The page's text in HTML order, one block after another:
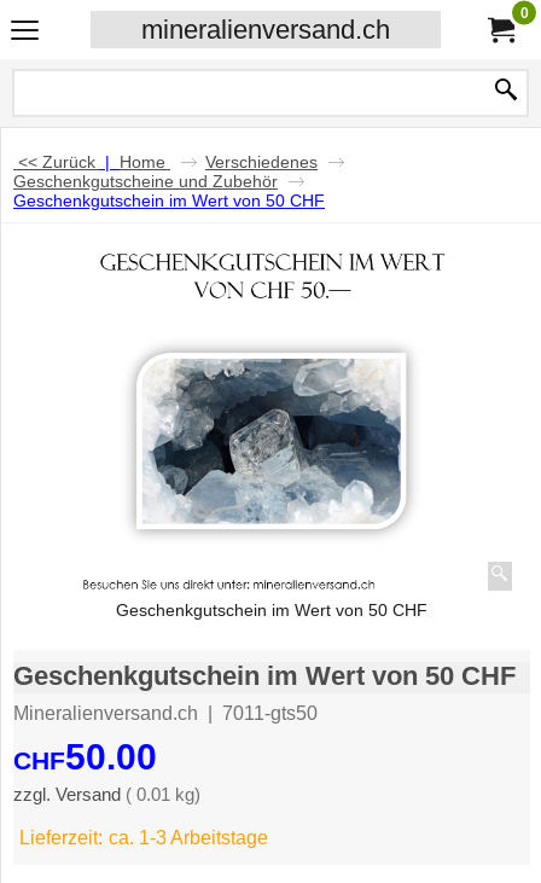
mineralienversand.ch
0
<< Zurück | Home
Verschiedenes
Geschenkgutscheine und Zubehör
Geschenkgutschein im Wert von 50 CHF
Geschenkgutschein im Wert von 50 CHF
Geschenkgutschein im Wert von 50 CHF
Mineralienversand.ch 7011-gts50
CHF50.00
zzgl. Versand 0.01 kg
Lieferzeit: ca. 1-3 Arbeitstage